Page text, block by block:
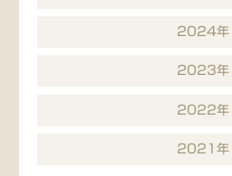
2024年
2023年
2022年
2021年